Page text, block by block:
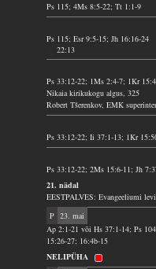
Ps 115; 4Ms 8:5-22; Tt 1:1-9
Ps 115; Esr 9:5-15; Jh 16:16-24
22:13
Ps 33:12-22; 1Ms 2:4-7; 1Kr
Nikaia kirikukogu algus, 325
Robert Tšerenkov, EMK
Ps 33:12-22; Ii 37:1-13; 1Kr
Ps 33:12-22; 2Ms 15:6-11; Jh
21. nädal
EESTPALVES: Evangeeliumi
P 23. mai
Ap 2:1-21 või Hs 37:1-14; Ps
15:26-27; 16:4b-15
NELIPÜHA